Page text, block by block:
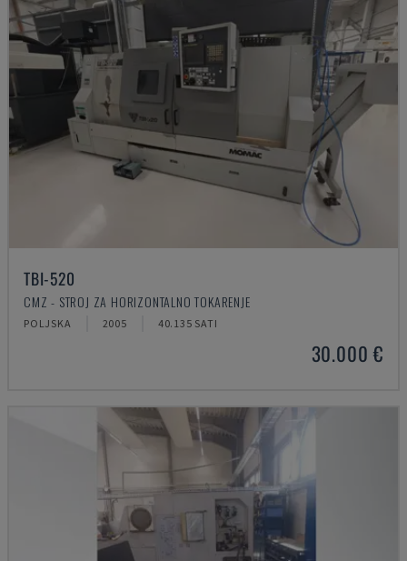
TBI-520
CMZ - STROJ ZA HORIZONTALNO TOKARENJE
POLJSKA 2005 40.135 SATI
30.000 €